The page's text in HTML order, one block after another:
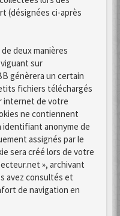
(désignées ci-après
deux manières
sur
génèrera un certain
fichiers téléchargés
internet de votre
ne contiennent
anonyme de
assignés par le
sera créé lors de votre
», archivant
avez consultés et
de navigation en